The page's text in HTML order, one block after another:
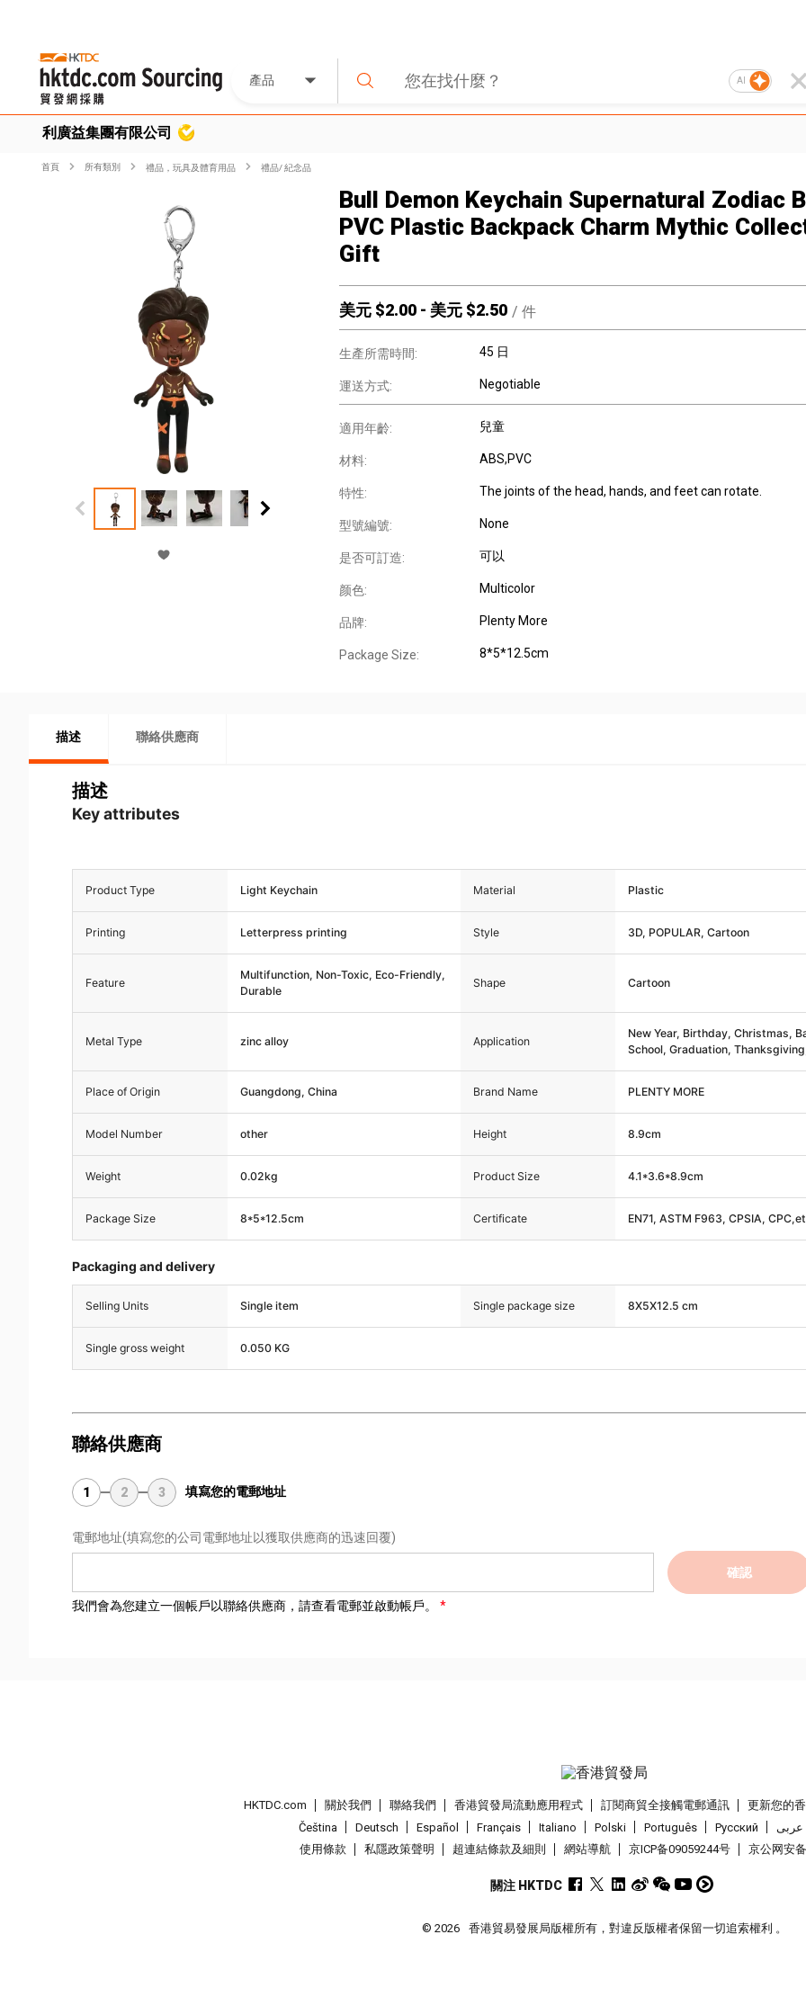
產品 AI
利廣益集團有限公司
首頁 所有類別 禮品，玩具及體育用品 禮品/ 紀念品
Bull Demon Keychain Supernatural Zodiac
PVC Plastic Backpack Charm Mythic
Gift
美元 $2.00 - 美元 $2.50 / 件
生產所需時間: 45 日
運送方式: Negotiable
適用年齡: 兒童
材料: ABS,PVC
特性: The joints of the head, hands, and feet can rotate.
型號編號: None
是否可訂造: 可以
颜色: Multicolor
品牌: Plenty More
Package Size: 8*5*12.5cm
描述 聯絡供應商
描述
Key attributes
Product Type Light Keychain Material Plastic
Printing Letterpress printing Style 3D, POPULAR, Cartoon
Feature
Multifunction, Non-Toxic, Eco-Friendly,
Durable
Shape Cartoon
Metal Type zinc alloy Application
New Year, Birthday, Christmas,
School, Graduation,
Place of Origin
Guangdong, China Brand Name PLENTY MORE
Model Number other Height 8.9cm
Weight 0.02kg Product Size 4.1*3.6*8.9cm
Package Size 8*5*12.5cm Certificate EN71, ASTM F963, CPSIA,
Packaging and delivery
Selling Units Single item Single package size 8X5X12.5 cm
Single gross weight 0.050 KG
聯絡供應商
1 2 3 填寫您的電郵地址
電郵地址(填寫您的公司電郵地址以獲取供應商的迅速回覆)
確認
我們會為您建立一個帳戶以聯絡供應商，請查看電郵並啟動帳戶。
HKTDC.com 關於我們 聯絡我們 香港貿發局流動應用程式 訂閱商貿全接觸電郵通訊
更新您的
Čeština
Deutsch Español Français Italiano Polski Português Pусский
عربى
使用條款
私隱政策聲明 超連結條款及細則 網站導航 京ICP备09059244号 京公网安
關注 HKTDC
© 2026 香港貿易發展局版權所有，對違反版權者保留一切追索權利 。